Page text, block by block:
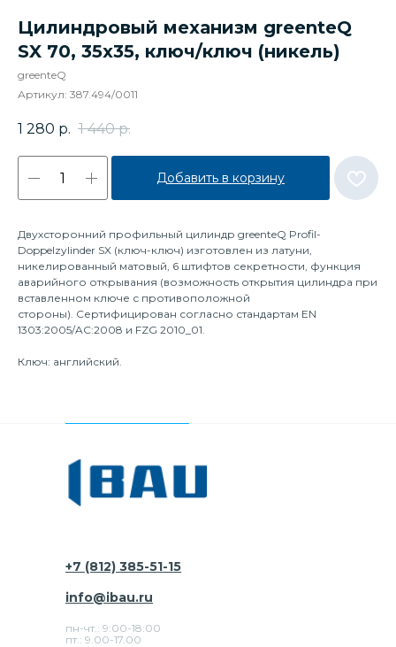
Цилиндровый механизм greenteQ
SX 70, 35x35, ключ/ключ (никель)
greenteQ
Артикул: 387.494/0011
1 280 р. 1 440 р.
Добавить в корзину
Двухсторонний профильный цилиндр greenteQ Profil-
Doppelzylinder SX (ключ-ключ) изготовлен из латуни,
никелированный матовый, 6 штифтов секретности, функция
аварийного открывания (возможность открытия цилиндра при
вставленном ключе с противоположной
стороны). Сертифицирован согласно стандартам EN
1303:2005/AC:2008 и FZG 2010_01.
Ключ: английский.
+7 (812) 385-51-15
пн-чт.: 9:00-18:00
пт.: 9.00-17.00
info@ibau.ru